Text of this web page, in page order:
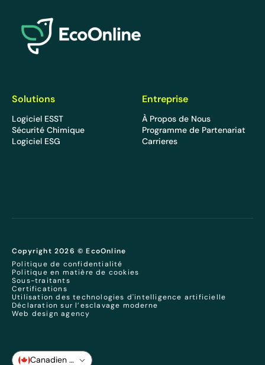
Solutions
Logiciel ESST
Sécurité Chimique
Logiciel ESG
Entreprise
À Propos de Nous
Programme de Partenariat
Carrieres
Copyright 2026 © EcoOnline
Politique de confidentialité
Politique en matière de cookies
Sous-traitants
Certifications
Utilisation des technologies d'intelligence artificielle
Déclaration sur l’esclavage moderne
Web design agency
Canadien français